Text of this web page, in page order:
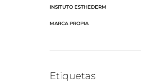
INSITUTO ESTHEDERM
MARCA PROPIA
Etiquetas